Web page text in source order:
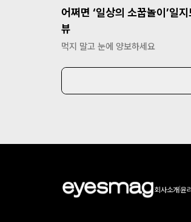
어쩌면 ‘일상의 소꿉놀이’일
뷰
먹지 말고 눈에 양보하세요
회사소개|윤